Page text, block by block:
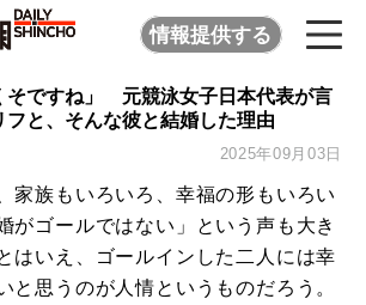
情報提供する
そですね」 元競泳女子日本代表が言
フと、そんな彼と結婚した理由
2025年09月03日
家族もいろいろ、幸福の形もいろい
がゴールではない」という声も大き
はいえ、ゴールインした二人には幸
と思うのが人情というものだろう。